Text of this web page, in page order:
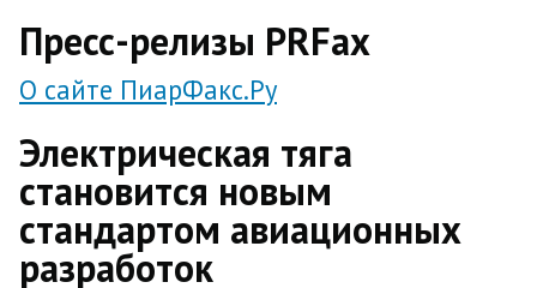
Пресс-релизы PRFax
О сайте ПиарФакс.Ру
Электрическая тяга
становится новым
стандартом авиационных
разработок